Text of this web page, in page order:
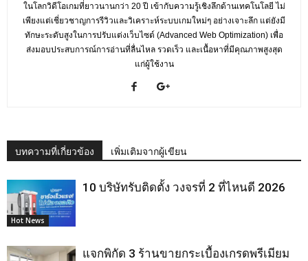
ในโลกวิดีโอเกมที่ยาวนานกว่า 20 ปี เข้ากับความรู้เชิงลึกด้านเทคโนโลยี ไม่
เพียงแต่เชี่ยวชาญการรีวิวและวิเคราะห์ระบบเกมใหม่ๆ อย่างเจาะลึก แต่ยังมี
ทักษะระดับสูงในการปรับแต่งเว็บไซต์ (Advanced Web Optimization) เพื่อ
ส่งมอบประสบการณ์การอ่านที่ลื่นไหล รวดเร็ว และเนื้อหาที่มีคุณภาพสูงสุด
แก่ผู้ใช้งาน
บทความที่เกี่ยวข้อง เพิ่มเติมจากผู้เขียน
Hot News
10 บริษัทรับติดตั้ง วงจรที่ 2 ที่ไหนดี 2026
แจกพิกัด 3 ร้านขายกระเบื้องเกรดพรีเมียม